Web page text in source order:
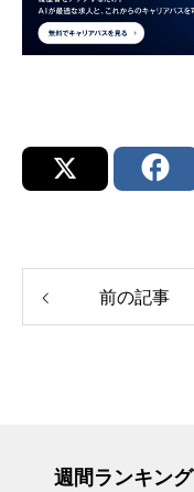
前の記事
週間ランキング